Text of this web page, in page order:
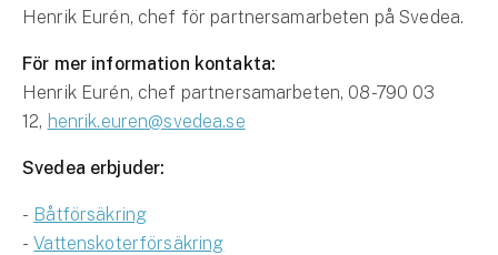
Henrik Eurén, chef för partnersamarbeten på Svedea.
För mer information kontakta:
Henrik Eurén, chef partnersamarbeten, 08-790 03
12, henrik.euren@svedea.se
Svedea erbjuder:
- Båtförsäkring
-Vattenskoterförsäkring